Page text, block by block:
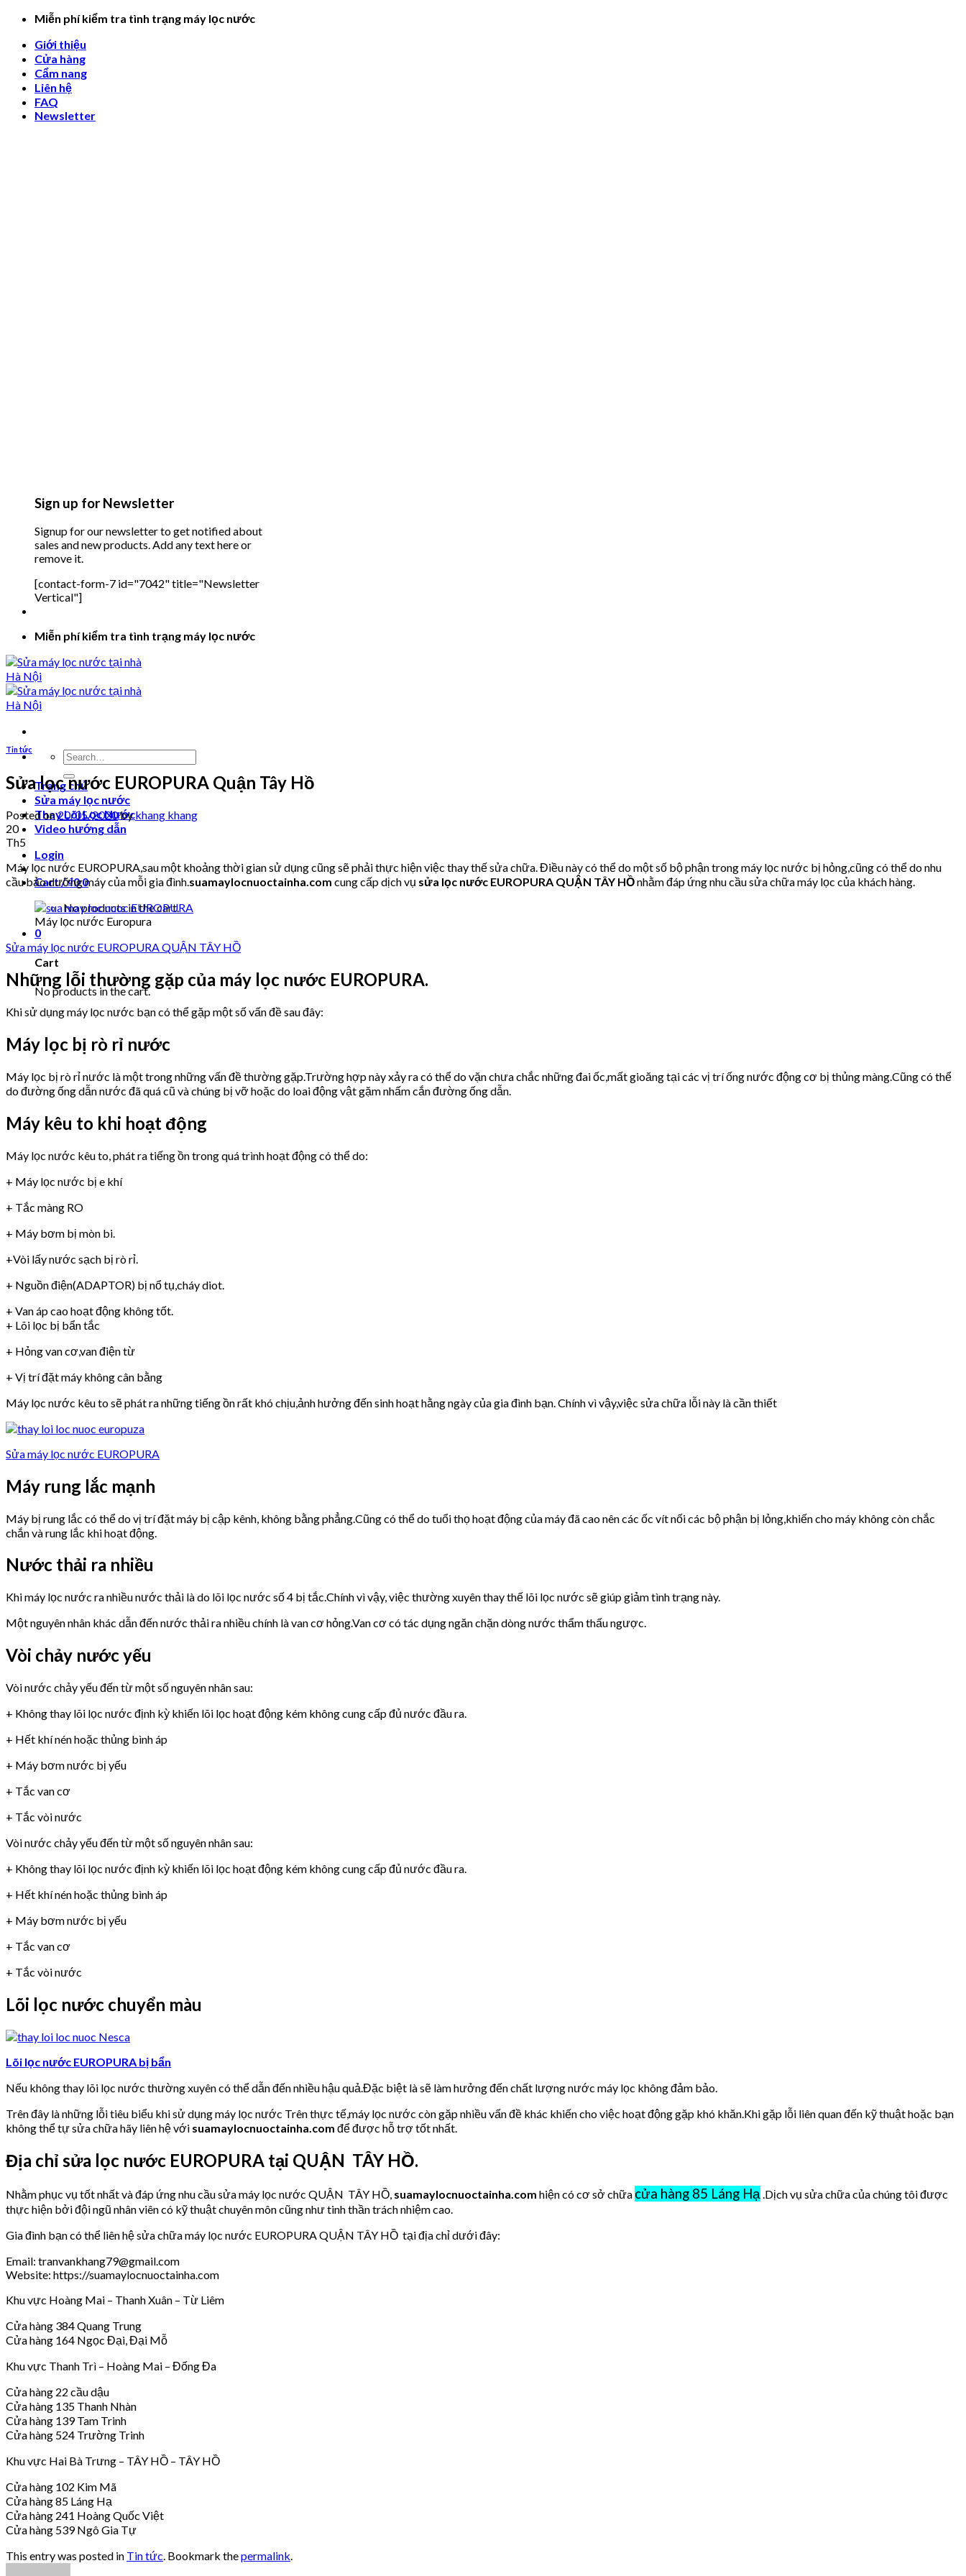
Skip
content
Miễn phí kiểm tra tình trạng máy lọc nước
Giới thiệu
Cửa hàng
Cẩm nang
Liên hệ
FAQ
Newsletter
Sign up for Newsletter
Signup for our newsletter to get notified about
sales and new products. Add any text here or
remove it.
[contact-form-7 id="7042" title="Newsletter
Vertical"]
Miễn phí kiểm tra tình trạng máy lọc nước
Search
for:
Trang chủ
Sửa máy lọc nước
Thay Lõi Lọc Nước
Video hướng dẫn
Login
Cart /₫00
No products in the cart.
0
Cart
No products in the cart.
Tin tức
Sửa lọc nước EUROPURA Quận Tây Hồ
Posted on20/05/2020bykhang khang
20
Th5
Máy lọc nước EUROPURA,sau một khoảng thời gian sử dụng cũng sẽ phải thực hiện việc thay thế sửa chữa. Điều này có thể do một số bộ phận trong máy lọc nước bị hỏng,cũng có thể do nhu
cầu bảo dưỡng máy của mỗi gia đình.suamaylocnuoctainha.com cung cấp dịch vụ sửa lọc nước EUROPURA QUẬN TÂY HỒnhằm đáp ứng nhu cầu sửa chữa máy lọc của khách hàng.
Máy lọc nước Europura
Sửa máy lọc nước EUROPURA QUẬN TÂY HỒ
Những lỗi thường gặp của máy lọc nước EUROPURA.
Khi sử dụng máy lọc nước bạn có thể gặp một số vấn đề sau đây:
Máy lọc bị rò rỉ nước
Máy lọc bị rò rỉ nước là một trong những vấn đề thường gặp.Trường hợp này xảy ra có thể do vặn chưa chắc những đai ốc,mất gioăng tại các vị trí ống nước động cơ bị thủng màng.Cũng có thể
do đường ống dẫn nước đã quá cũ và chúng bị vỡ hoặc do loai động vật gặm nhấm cắn đường ống dẫn.
Máy kêu to khi hoạt động
Máy lọc nước kêu to, phát ra tiếng ồn trong quá trình hoạt động có thể do:
+ Máy lọc nước bị e khí
+ Tắc màng RO
+ Máy bơm bị mòn bi.
+Vòi lấy nước sạch bị rò rỉ.
+ Nguồn điện(ADAPTOR) bị nổ tụ,cháy diot.
+ Van áp cao hoạt động không tốt.
+ Lõi lọc bị bẩn tắc
+ Hỏng van cơ,van điện từ
+ Vị trí đặt máy không cân bằng
Máy lọc nước kêu to sẽ phát ra những tiếng ồn rất khó chịu,ảnh hưởng đến sinh hoạt hằng ngày của gia đình bạn. Chính vì vậy,việc sửa chữa lỗi này là cần thiết
Sửa máy lọc nước EUROPURA
Máy rung lắc mạnh
Máy bị rung lắc có thể do vị trí đặt máy bị cập kênh, không bằng phẳng.Cũng có thể do tuổi thọ hoạt động của máy đã cao nên các ốc vít nối các bộ phận bị lỏng,khiến cho máy không còn chắc
chắn và rung lắc khi hoạt động.
Nước thải ra nhiều
Khi máy lọc nước ra nhiều nước thải là do lõi lọc nước số 4 bị tắc.Chính vì vậy, việc thường xuyên thay thế lõi lọc nước sẽ giúp giảm tình trạng này.
Một nguyên nhân khác dẫn đến nước thải ra nhiều chính là van cơ hỏng.Van cơ có tác dụng ngăn chặn dòng nước thẩm thấu ngược.
Vòi chảy nước yếu
Vòi nước chảy yếu đến từ một số nguyên nhân sau:
+ Không thay lõi lọc nước định kỳ khiến lõi lọc hoạt động kém không cung cấp đủ nước đầu ra.
+ Hết khí nén hoặc thủng bình áp
+ Máy bơm nước bị yếu
+ Tắc van cơ
+ Tắc vòi nước
Vòi nước chảy yếu đến từ một số nguyên nhân sau:
+ Không thay lõi lọc nước định kỳ khiến lõi lọc hoạt động kém không cung cấp đủ nước đầu ra.
+ Hết khí nén hoặc thủng bình áp
+ Máy bơm nước bị yếu
+ Tắc van cơ
+ Tắc vòi nước
Lõi lọc nước chuyển màu
Lõi lọc nước EUROPURA bị bẩn
Nếu không thay lõi lọc nước thường xuyên có thể dẫn đến nhiều hậu quả.Đặc biệt là sẽ làm hưởng đến chất lượng nước máy lọc không đảm bảo.
Trên đây là những lỗi tiêu biểu khi sử dụng máy lọc nước Trên thực tế,máy lọc nước còn gặp nhiều vấn đề khác khiến cho việc hoạt động gặp khó khăn.Khi gặp lỗi liên quan đến kỹ thuật hoặc bạn
không thể tự sửa chữa hãy liên hệ với suamaylocnuoctainha.com để được hỗ trợ tốt nhất.
Địa chỉ sửa lọc nước EUROPURA tại QUẬN TÂY HỒ.
Nhằm phục vụ tốt nhất và đáp ứng nhu cầu sửa máy lọc nước QUẬN TÂY HỒ, suamaylocnuoctainha.com hiện có cơ sở chữa cửa hàng 85 Láng Hạ .Dịch vụ sửa chữa của chúng tôi được
thực hiện bởi đội ngũ nhân viên có kỹ thuật chuyên môn cũng như tinh thần trách nhiệm cao.
Gia đình bạn có thể liên hệ sửa chữa máy lọc nước EUROPURA QUẬN TÂY HỒ tại địa chỉ dưới đây:
Email: tranvankhang79@gmail.com
Website: https://suamaylocnuoctainha.com
Khu vực Hoàng Mai – Thanh Xuân – Từ Liêm
Cửa hàng 384 Quang Trung
Cửa hàng 164 Ngọc Đại, Đại Mỗ
Khu vực Thanh Trì – Hoàng Mai – Đống Đa
Cửa hàng 22 cầu dậu
Cửa hàng 135 Thanh Nhàn
Cửa hàng 139 Tam Trinh
Cửa hàng 524 Trường Trinh
Khu vực Hai Bà Trưng – TÂY HỒ – TÂY HỒ
Cửa hàng 102 Kim Mã
Cửa hàng 85 Láng Hạ
Cửa hàng 241 Hoàng Quốc Việt
Cửa hàng 539 Ngô Gia Tự
This entry was posted in Tin tức . Bookmark thepermalink